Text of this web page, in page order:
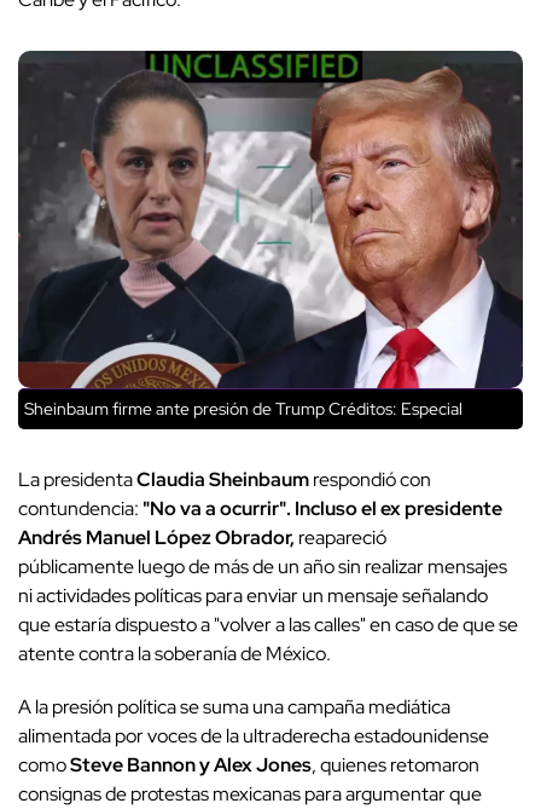
Sheinbaum firme ante presión de TrumpCréditos: Especial
La presidentaClaudia Sheinbaumrespondió con
contundencia: "No va a ocurrir". Incluso el ex presidente
Andrés Manuel López Obrador, reapareció
públicamente luego de más de un año sin realizar mensajes
ni actividades políticas para enviar un mensaje señalando
que estaría dispuesto a "volver a las calles" en caso de que se
atente contra la soberanía de México.
A la presión política se suma una campaña mediática
alimentada por voces de la ultraderecha estadounidense
comoSteve Bannon y Alex Jones, quienes retomaron
consignas de protestas mexicanas para argumentar que